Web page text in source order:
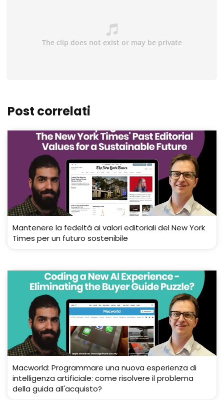
Post correlati
Mantenere la fedeltà ai valori editoriali del New York
Times per un futuro sostenibile
Macworld: Programmare una nuova esperienza di
intelligenza artificiale: come risolvere il problema
della guida all'acquisto?